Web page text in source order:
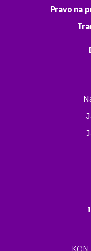
Pravo na